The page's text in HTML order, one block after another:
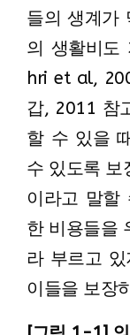
들의 생계가
의 생활비도
hri et al,
갑, 2011 참
할 수 있을
수 있도록 보
이라고 말할
한 비용들을
라 부르고
이들을 보장